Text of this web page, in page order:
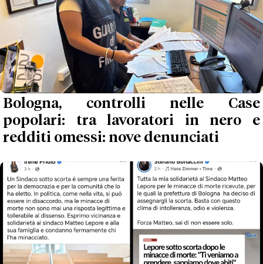
Bologna, controlli nelle Case
popolari: tra lavoratori in nero e
redditi omessi: nove denunciati